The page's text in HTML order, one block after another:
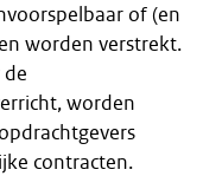
of (en
worden verstrekt.
worden
contracten.